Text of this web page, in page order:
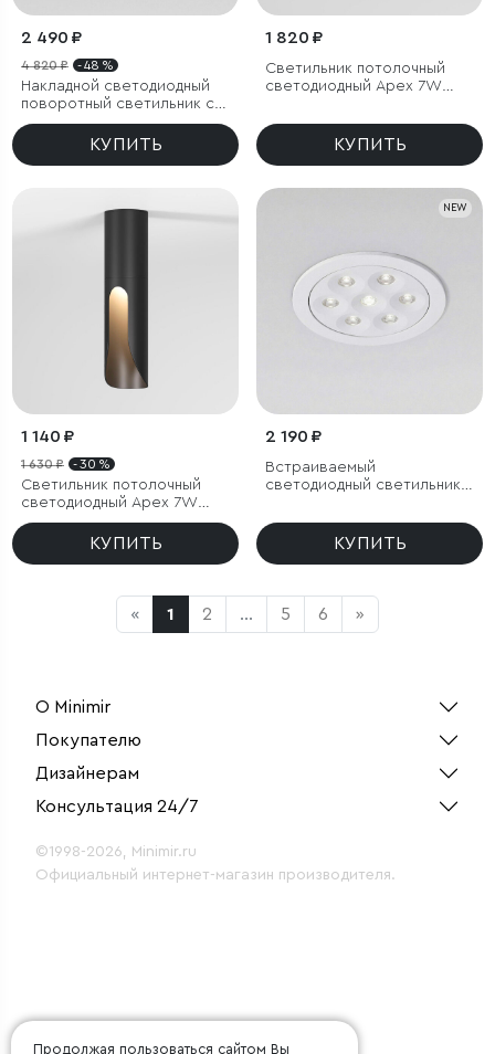
2 490 ₽
4 820 ₽ - 48 %
Накладной светодиодный
поворотный светильник с
антибликовой решеткой
Piks 7W 4000К черный
КУПИТЬ
1 820 ₽
Светильник потолочный
светодиодный Apex 7W
КУПИТЬ
1 140 ₽
1 630 ₽ - 30 %
Светильник потолочный
светодиодный Apex 7W
3000K черный
КУПИТЬ
NEW
2 190 ₽
Встраиваемый
светодиодный светильник
КУПИТЬ
« 1 2 ... 5 6 »
О Minimir
Покупателю
Дизайнерам
Консультация 24/7
©1998-2026, Minimir.ru
Официальный интернет-магазин производителя.
Продолжая пользоваться сайтом Вы